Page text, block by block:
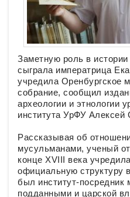
Заметную роль в
сыграла императрица
учредила Оренбургское
собрание, сообщил
археологии и этнологии
института УрФУ Алексей
Рассказывая об
мусульманами, ученый
конце XVIII века
официальную структуру
был институт-
подданными и царской